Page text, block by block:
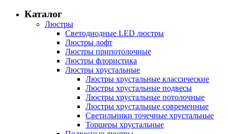
Каталог
Люстры
Светодиодные LED люстры
Люстры лофт
Люстры припотолочные
Люстры флористика
Люстры хрустальные
Люстры хрустальные классические
Люстры хрустальные подвесы
Люстры хрустальные потолочные
Люстры хрустальные современные
Светильники точечные хрустальные
Торшеры хрустальные